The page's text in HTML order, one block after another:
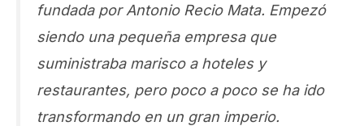
fundada por Antonio Recio Mata. Empezó
siendo una pequeña empresa que
suministraba marisco a hoteles y
restaurantes, pero poco a poco se ha ido
transformando en un gran imperio.